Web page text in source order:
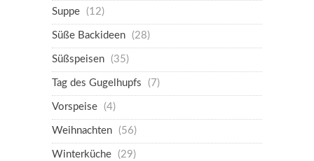
Suppe (12)
Süße Backideen (28)
Süßspeisen (35)
Tag des Gugelhupfs (7)
Vorspeise (4)
Weihnachten (56)
Winterküche (29)